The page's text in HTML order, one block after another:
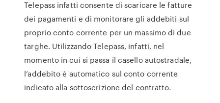
Telepass infatti consente di scaricare le fatture
dei pagamenti e di monitorare gli addebiti sul
proprio conto corrente per un massimo di due
targhe. Utilizzando Telepass, infatti, nel
momento in cui si passa il casello autostradale,
l’addebito è automatico sul conto corrente
indicato alla sottoscrizione del contratto.